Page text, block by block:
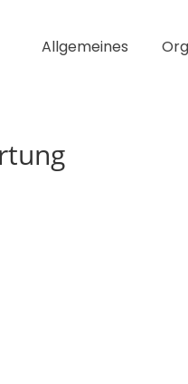
Allgemeines